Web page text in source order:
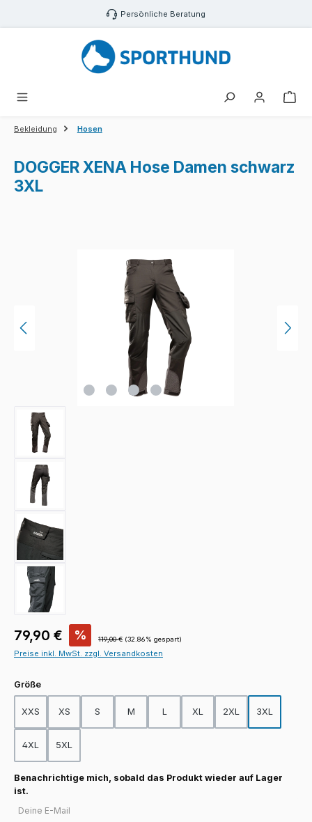
Zum Hauptinhalt springen Persönliche Beratung
Bekleidung Hosen
DOGGER XENA Hose Damen schwarz
3XL
Verkaufspreis:
79,90 € % Regulärer Preis:
119,00 € (32.86% gespart)
Preise inkl. MwSt. zzgl. Versandkosten
Größeauswählen
XXS XS S M L XL 2XL 3XL
4XL 5XL
Benachrichtige mich, sobald das Produkt wieder auf Lager
ist.